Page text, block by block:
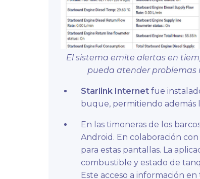
El sistema emite alertas en
pueda atender problemas
Starlink Internet fue
buque, permitiendo además
En las timoneras de los
Android. En colaboración
para estas pantallas. La
combustible y estado de
Este acceso a información